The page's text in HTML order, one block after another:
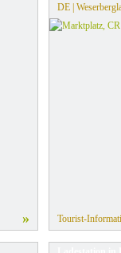
»
DE |
Tourist-